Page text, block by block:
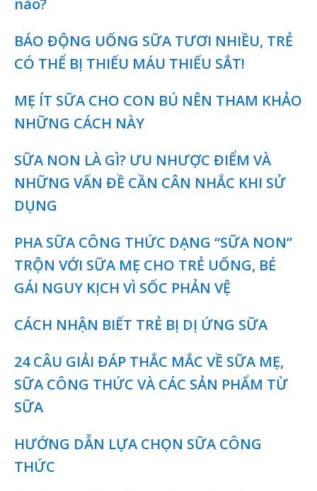
nào?
BÁO ĐỘNG UỐNG SỮA TƯƠI NHIỀU, TRẺ
CÓ THỂ BỊ THIẾU MÁU THIẾU SẮT!
MẸ ÍT SỮA CHO CON BÚ NÊN THAM KHẢO
NHỮNG CÁCH NÀY
SỮA NON LÀ GÌ? ƯU NHƯỢC ĐIỂM VÀ
NHỮNG VẤN ĐỀ CẦN CÂN NHẮC KHI SỬ
DỤNG
PHA SỮA CÔNG THỨC DẠNG “SỮA NON”
TRỘN VỚI SỮA MẸ CHO TRẺ UỐNG, BÉ
GÁI NGUY KỊCH VÌ SỐC PHẢN VỆ
CÁCH NHẬN BIẾT TRẺ BỊ DỊ ỨNG SỮA
24 CÂU GIẢI ĐÁP THẮC MẮC VỀ SỮA MẸ,
SỮA CÔNG THỨC VÀ CÁC SẢN PHẨM TỪ
SỮA
HƯỚNG DẪN LỰA CHỌN SỮA CÔNG
THỨC